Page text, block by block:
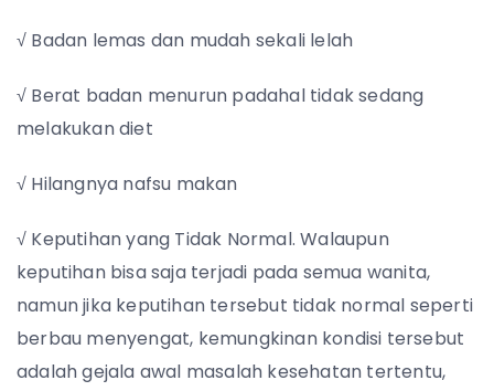
√ Badan lemas dan mudah sekali lelah
√ Berat badan menurun padahal tidak sedang
melakukan diet
√ Hilangnya nafsu makan
√ Keputihan yang Tidak Normal. Walaupun
keputihan bisa saja terjadi pada semua wanita,
namun jika keputihan tersebut tidak normal seperti
berbau menyengat, kemungkinan kondisi tersebut
adalah gejala awal masalah kesehatan tertentu,